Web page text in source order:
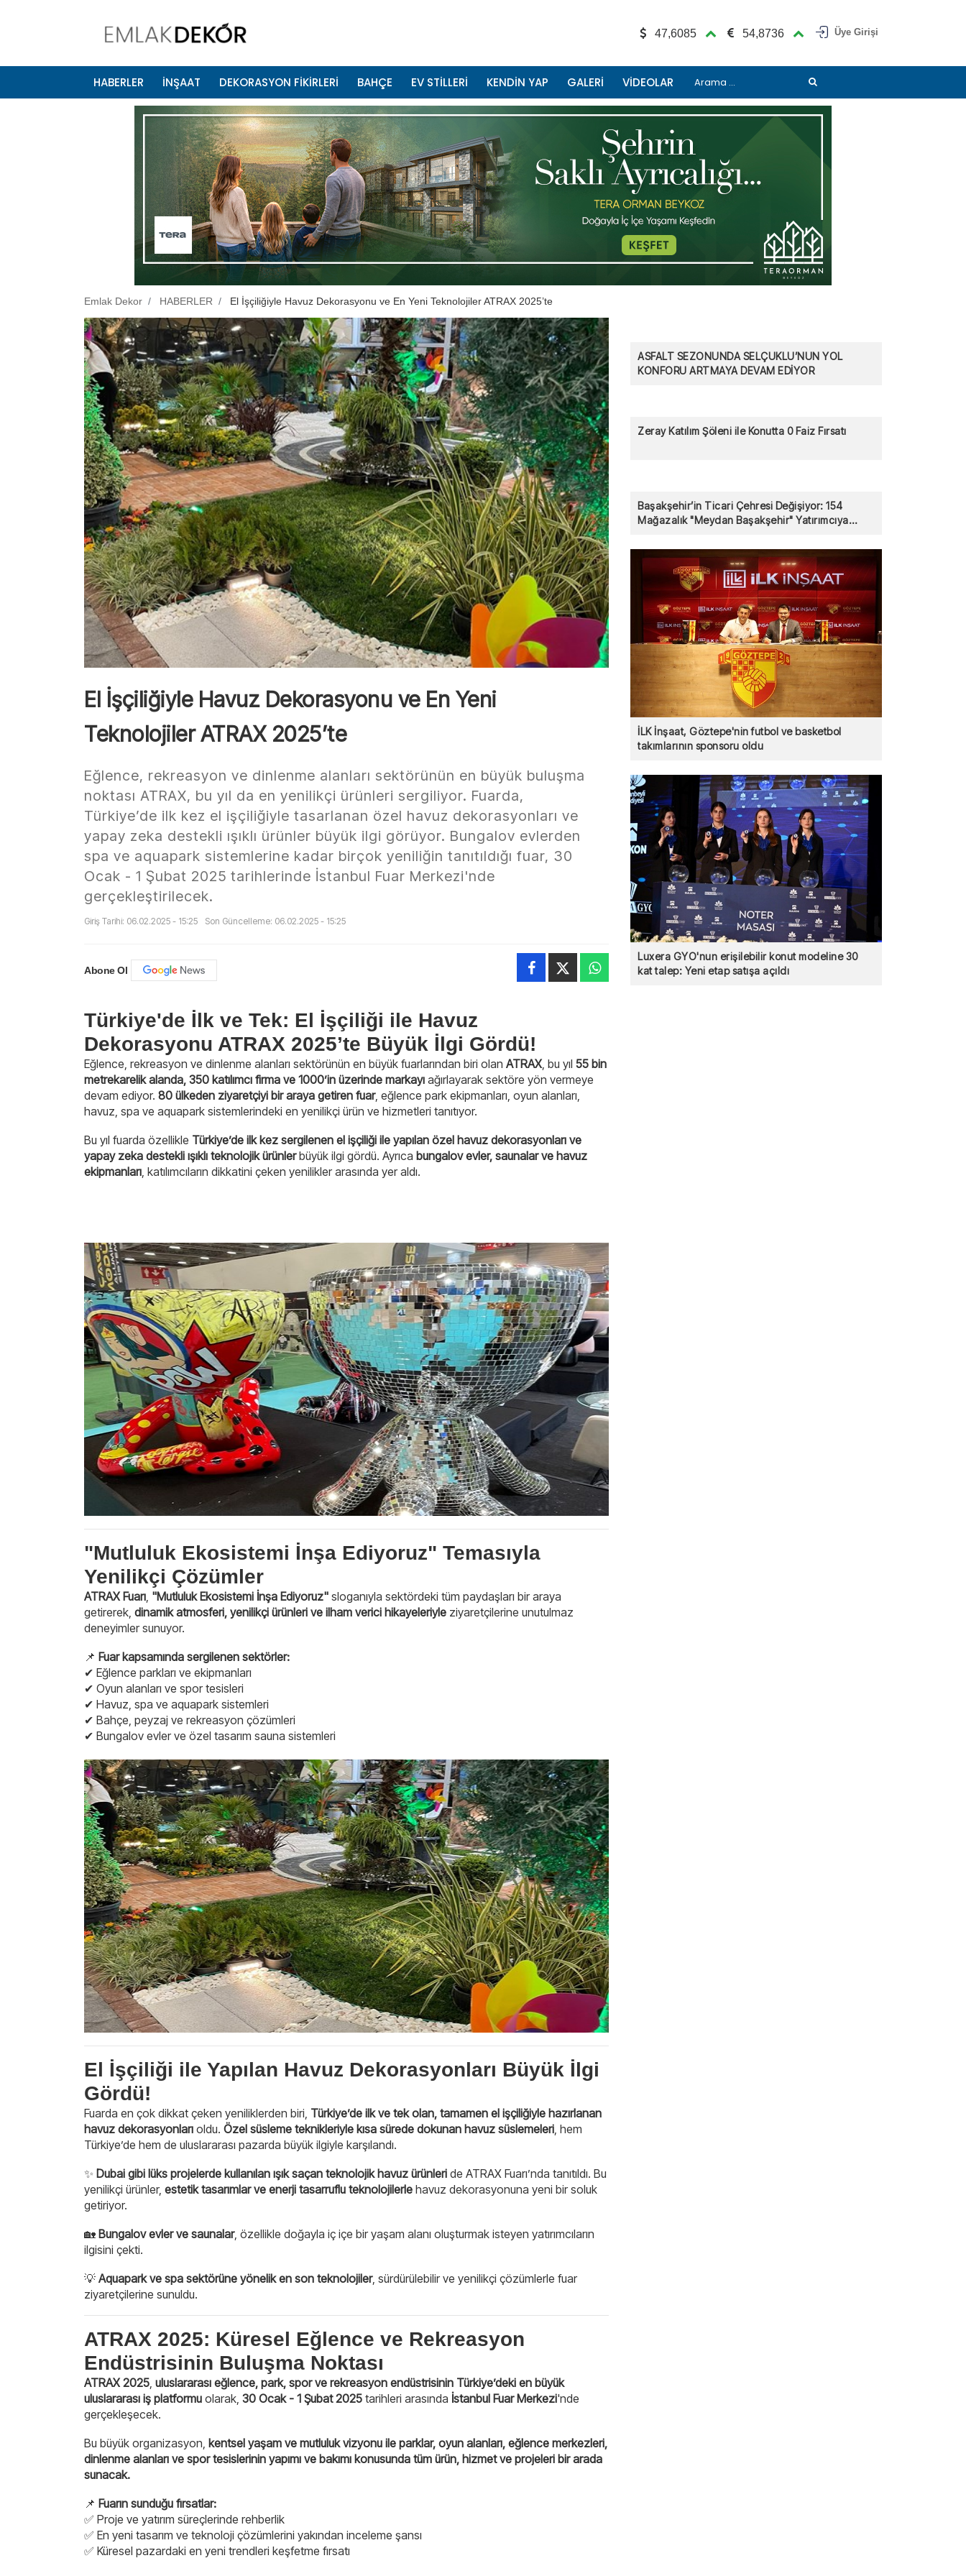
47,6085 54,8736 Üye Girişi
HABERLER İNŞAAT DEKORASYON FİKİRLERİ BAHÇE EV STİLLERİ KENDİN YAP GALERİ VİDEOLAR
Emlak Dekor HABERLER El İşçiliğiyle Havuz Dekorasyonu ve En Yeni Teknolojiler ATRAX 2025’te
El İşçiliğiyle Havuz Dekorasyonu ve En Yeni
Teknolojiler ATRAX 2025’te
Eğlence, rekreasyon ve dinlenme alanları sektörünün en büyük buluşma
noktası ATRAX, bu yıl da en yenilikçi ürünleri sergiliyor. Fuarda,
Türkiye’de ilk kez el işçiliğiyle tasarlanan özel havuz dekorasyonları ve
yapay zeka destekli ışıklı ürünler büyük ilgi görüyor. Bungalov evlerden
spa ve aquapark sistemlerine kadar birçok yeniliğin tanıtıldığı fuar, 30
Ocak - 1 Şubat 2025 tarihlerinde İstanbul Fuar Merkezi'nde
gerçekleştirilecek.
Giriş Tarihi: 06.02.2025 - 15:25 Son Güncelleme: 06.02.2025 - 15:25
Abone Ol
Türkiye'de İlk ve Tek: El İşçiliği ile Havuz
Dekorasyonu ATRAX 2025’te Büyük İlgi Gördü!
Eğlence, rekreasyon ve dinlenme alanları sektörünün en büyük fuarlarından biri olan ATRAX, bu yıl 55 bin
metrekarelik alanda, 350 katılımcı firma ve 1000’in üzerinde markayı ağırlayarak sektöre yön vermeye
devam ediyor. 80 ülkeden ziyaretçiyi bir araya getiren fuar, eğlence park ekipmanları, oyun alanları,
havuz, spa ve aquapark sistemlerindeki en yenilikçi ürün ve hizmetleri tanıtıyor.
Bu yıl fuarda özellikle Türkiye’de ilk kez sergilenen el işçiliği ile yapılan özel havuz dekorasyonları ve
yapay zeka destekli ışıklı teknolojik ürünlerbüyük ilgi gördü. Ayrıca bungalov evler, saunalar ve havuz
ekipmanları , katılımcıların dikkatini çeken yenilikler arasında yer aldı.
"Mutluluk Ekosistemi İnşa Ediyoruz" Temasıyla
Yenilikçi Çözümler
ATRAX Fuarı "Mutluluk Ekosistemi İnşa Ediyoruz" sloganıyla sektördeki tüm paydaşları bir araya
getirerek, dinamik atmosferi, yenilikçi ürünleri ve ilham verici hikayeleriyle ziyaretçilerine unutulmaz
deneyimler sunuyor.
📌 Fuar kapsamında sergilenen sektörler:
✔ Eğlence parkları ve ekipmanları
✔ Oyun alanları ve spor tesisleri
✔ Havuz, spa ve aquapark sistemleri
✔ Bahçe, peyzaj ve rekreasyon çözümleri
✔ Bungalov evler ve özel tasarım sauna sistemleri
El İşçiliği ile Yapılan Havuz Dekorasyonları Büyük İlgi
Gördü!
Fuarda en çok dikkat çeken yeniliklerden biri, Türkiye’de ilk ve tek olan, tamamen el işçiliğiyle hazırlanan
havuz dekorasyonları oldu. Özel süsleme teknikleriyle kısa sürede dokunan havuz süslemeleri , hem
Türkiye’de hem de uluslararası pazarda büyük ilgiyle karşılandı.
✨ Dubai gibi lüks projelerde kullanılan ışık saçan teknolojik havuz ürünleri de ATRAX Fuarı’nda tanıtıldı. Bu
yenilikçi ürünler, estetik tasarımlar ve enerji tasarruflu teknolojilerle havuz dekorasyonuna yeni bir soluk
getiriyor.
🏡 Bungalov evler ve saunalar, özellikle doğayla iç içe bir yaşam alanı oluşturmak isteyen yatırımcıların
ilgisini çekti.
💡 Aquapark ve spa sektörüne yönelik en son teknolojiler, sürdürülebilir ve yenilikçi çözümlerle fuar
ziyaretçilerine sunuldu.
ATRAX 2025: Küresel Eğlence ve Rekreasyon
Endüstrisinin Buluşma Noktası
ATRAX 2025 uluslararası eğlence, park, spor ve rekreasyon endüstrisinin Türkiye’deki en büyük
uluslararası iş platformu olarak, 30 Ocak - 1 Şubat 2025 tarihleri arasında İstanbul Fuar Merkezi'nde
gerçekleşecek.
Bu büyük organizasyon, kentsel yaşam ve mutluluk vizyonu ile parklar, oyun alanları, eğlence merkezleri,
dinlenme alanları ve spor tesislerinin yapımı ve bakımı konusunda tüm ürün, hizmet ve projeleri bir arada
sunacak.
📌 Fuarın sunduğu fırsatlar:
✅ Proje ve yatırım süreçlerinde rehberlik
✅ En yeni tasarım ve teknoloji çözümlerini yakından inceleme şansı
✅ Küresel pazardaki en yeni trendleri keşfetme fırsatı
ASFALT SEZONUNDA SELÇUKLU’NUN YOL
KONFORU ARTMAYA DEVAM EDİYOR
Zeray Katılım Şöleni ile Konutta 0 Faiz Fırsatı
Başakşehir’in Ticari Çehresi Değişiyor: 154
Mağazalık "Meydan Başakşehir" Yatırımcıya
İLK İnşaat, Göztepe'nin futbol ve basketbol
takımlarının sponsoru oldu
Luxera GYO'nun erişilebilir konut modeline 30
kat talep: Yeni etap satışa açıldı